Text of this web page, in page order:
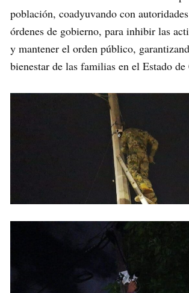
población, coadyuvando con
órdenes de gobierno, para inhibir las
y mantener el orden público,
bienestar de las familias en el Estado de